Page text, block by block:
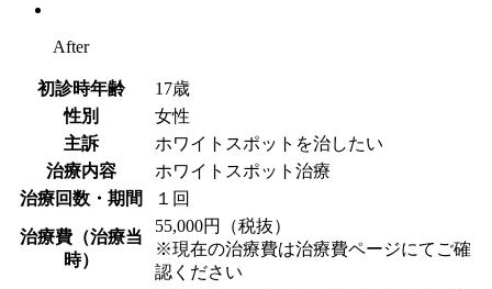
After
初診時年齢
17歳
性別
女性
主訴
ホワイトスポットを治したい
治療内容
ホワイトスポット治療
治療回数・期間
１回
治療費（治療当
時）
55,000円（税抜）
※現在の治療費は治療費ページにてご確
認ください